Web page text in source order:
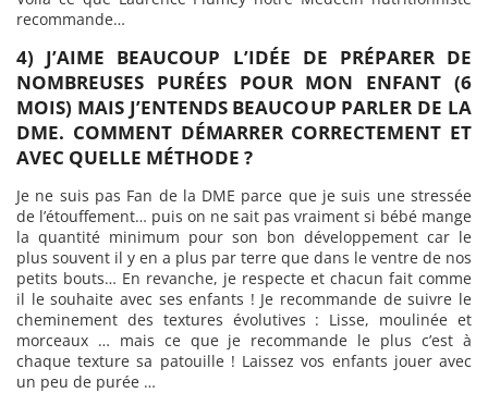
recommande…
4) J’AIME BEAUCOUP L’IDÉE DE PRÉPARER DE
NOMBREUSES PURÉES POUR MON ENFANT (6
MOIS) MAIS J’ENTENDS BEAUCOUP PARLER DE LA
DME. COMMENT DÉMARRER CORRECTEMENT ET
AVEC QUELLE MÉTHODE ?
Je ne suis pas Fan de la DME parce que je suis une stressée
de l’étouffement… puis on ne sait pas vraiment si bébé mange
la quantité minimum pour son bon développement car le
plus souvent il y en a plus par terre que dans le ventre de nos
petits bouts… En revanche, je respecte et chacun fait comme
il le souhaite avec ses enfants ! Je recommande de suivre le
cheminement des textures évolutives : Lisse, moulinée et
morceaux … mais ce que je recommande le plus c’est à
chaque texture sa patouille ! Laissez vos enfants jouer avec
un peu de purée …